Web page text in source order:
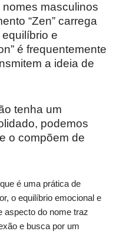
nomes masculinos
“Zen” carrega
e
é frequentemente
a ideia de
tenha um
podemos
o compõem de
é uma prática de
o equilíbrio emocional e
aspecto do nome traz
e busca por um